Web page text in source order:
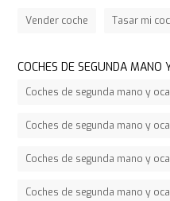
Vender coche Tasar mi
COCHES DE SEGUNDA MANO
Coches de segunda mano y
Coches de segunda mano y
Coches de segunda mano y
Coches de segunda mano y